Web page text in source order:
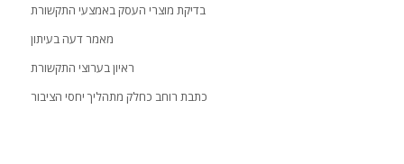
בדיקת מוצרי העסק באמצעי התקשורת
מאמר דעה בעיתון
ראיון בערוצי התקשורת
כתבת רוחב כחלק מתהליך יחסי הציבור